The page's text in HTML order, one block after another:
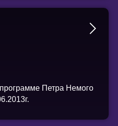
Петра Немого